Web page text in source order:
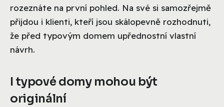
rozeznáte na první pohled. Na své si samozřejmě
přijdou i klienti, kteří jsou skálopevně rozhodnuti,
že před typovým domem upřednostní vlastní
návrh.
I typové domy mohou být
originální